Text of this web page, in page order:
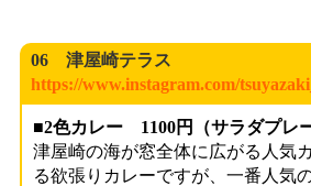
06 津屋崎テラス
https://www.instagram.com/
■2色カレー 1100円（サラダプレ
津屋崎の海が窓全体に広がる人気
る欲張りカレーですが、一番人気